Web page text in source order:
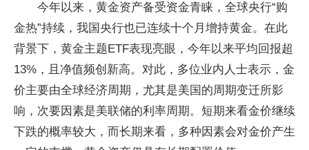
今年以来，黄金资产备受资金青睐，全球央行“购
金热”持续，我国央行也已连续十个月增持黄金。在此
背景下，黄金主题ETF表现亮眼，今年以来平均回报超
13%，且净值频创新高。对此，多位业内人士表示，金
价主要由全球经济周期，尤其是美国的周期变迁所影
响，次要因素是美联储的利率周期。短期来看金价继续
下跌的概率较大，而长期来看，多种因素会对金价产生